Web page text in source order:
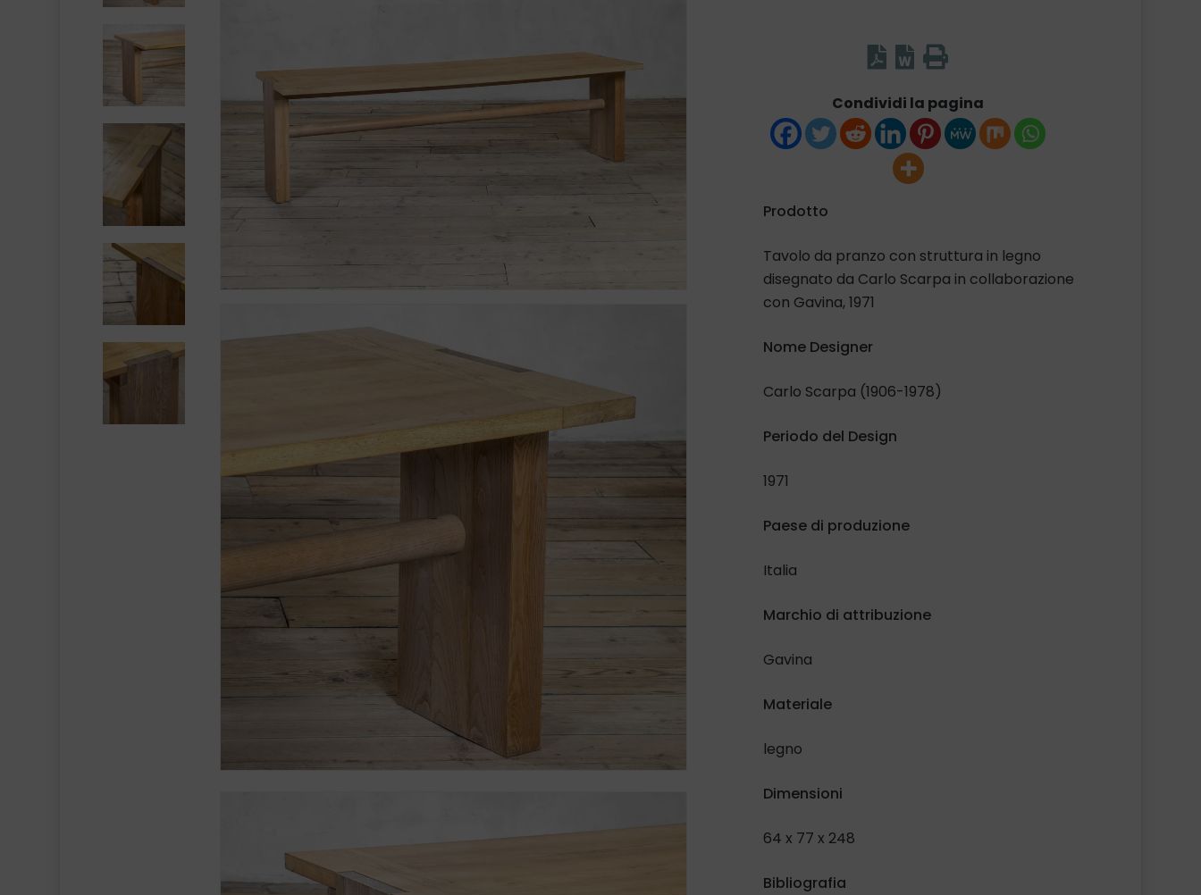
Condividi la pagina
Prodotto
Tavolo da pranzo con struttura in legno
disegnato da Carlo Scarpa in collaborazione
con Gavina, 1971
Nome Designer
Carlo Scarpa (1906-1978)
Periodo del Design
1971
Paese di produzione
Italia
Marchio di attribuzione
Gavina
Materiale
legno
Dimensioni
64 x 77 x 248
Bibliografia